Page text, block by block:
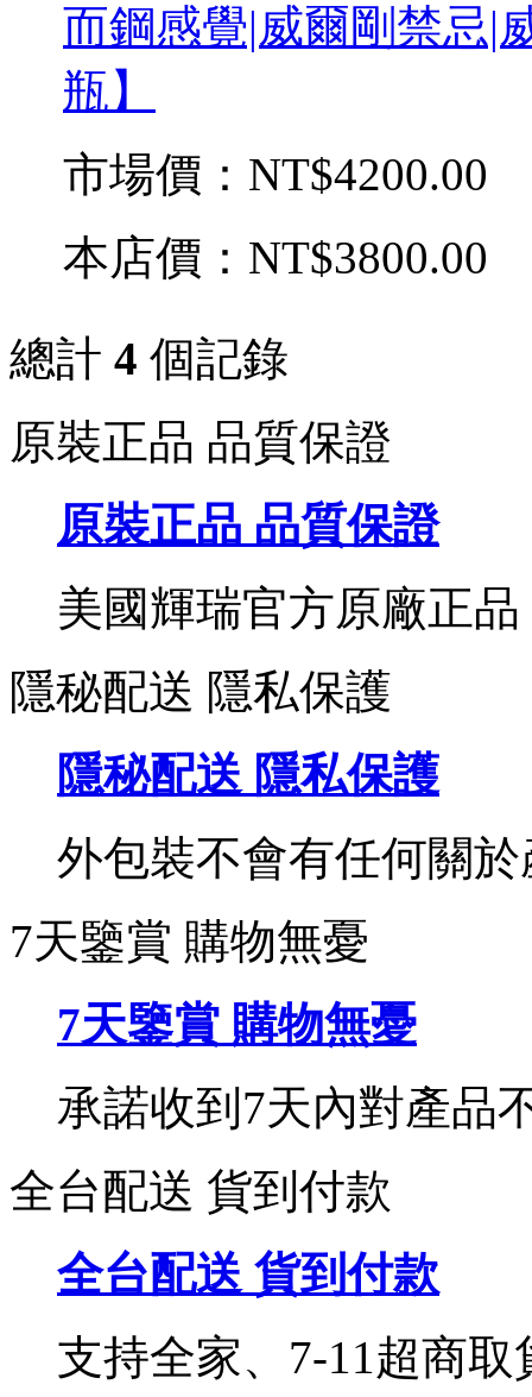
而鋼感覺|威爾剛禁忌|
瓶】
市場價： NT$4200.00
本店價： NT$3800.00
總計 4 個記錄
原裝正品 品質保證
原裝正品 品質保證
美國輝瑞官方原廠正
隱秘配送 隱私保護
隱秘配送 隱私保護
外包裝不會有任何關
7天鑒賞 購物無憂
7天鑒賞 購物無憂
承諾收到7天內對產品
全台配送 貨到付款
全台配送 貨到付款
支持全家、7-11超商